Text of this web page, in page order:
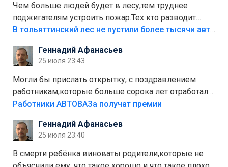
Чем больше людей будет в лесу,тем труднее
поджигателям устроить пожар.Тех кто разводит
костры,тех надо безбожно штрафовать.Камер полно
Штрафы мизерные.
В тольяттинский лес не пустили более тысячи автомобилей
Геннадий Афанасьев
25 июля 23:43
Могли бы прислать открытку, с поздравлением
работникам,которые больше сорока лет отработали
на предприятии.
Работники АВТОВАЗа получат премии
Геннадий Афанасьев
25 июля 23:40
В смерти ребёнка виноваты родители,которые не